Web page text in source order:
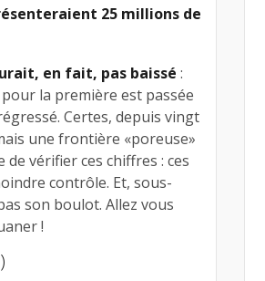
25 millions de
en fait, pas baissé :
la première est passée
Certes, depuis vingt
une frontière «poreuse»
vérifier ces chiffres : ces
contrôle. Et, sous-
son boulot. Allez vous
!